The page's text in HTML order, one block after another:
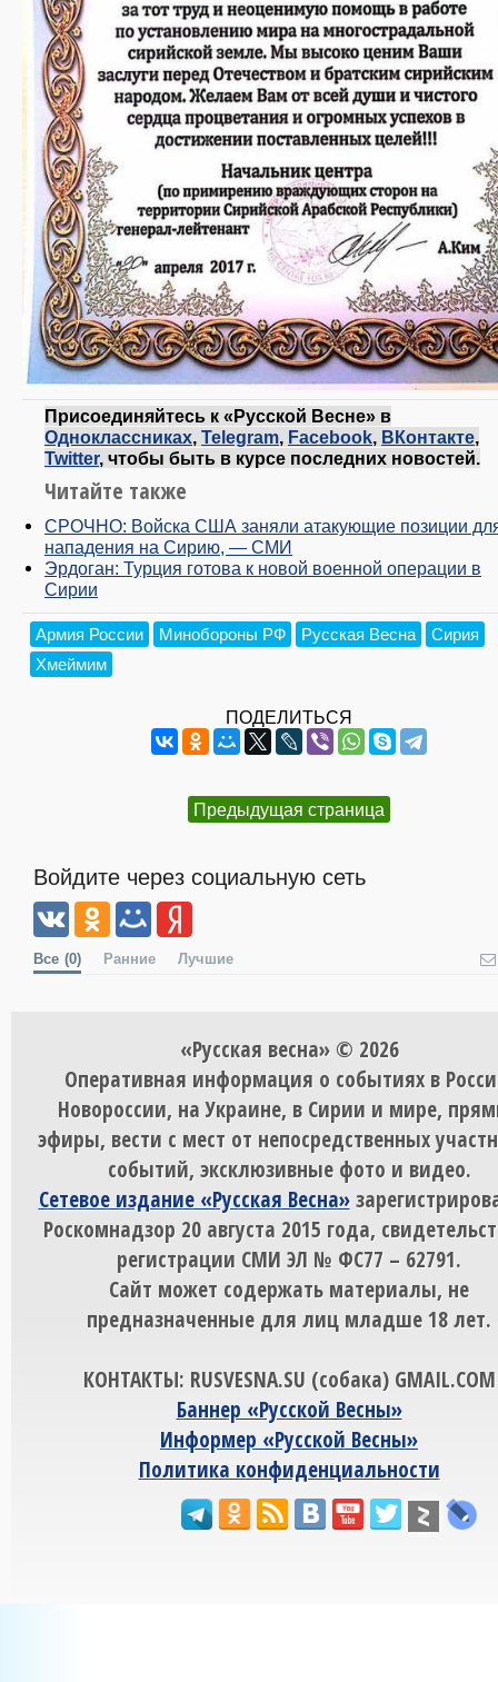
Присоединяйтесь к «Русской Весне» в
Одноклассниках, Telegram, Facebook, ВКонтакте,
Twitter, чтобы быть в курсе последних новостей.
Читайте также
СРОЧНО: Войска США заняли атакующие позиции
нападения на Сирию, — СМИ
Эрдоган: Турция готова к новой военной операции в
Сирии
Армия России Минобороны РФ Русская Весна
Сирия
Хмеймим
ПОДЕЛИТЬСЯ
Предыдущая страница
Войдите через социальную сеть
Все (0) Ранние Лучшие
«Русская весна» © 2026
Оперативная информация о событиях в
Новороссии, на Украине, в Сирии и мире,
эфиры, вести с мест от непосредственных
событий, эксклюзивные фото и видео.
Сетевое издание «Русская Весна»
Роскомнадзор 20 августа 2015 года,
регистрации СМИ ЭЛ № ФС77 – 62791.
Сайт может содержать материалы, не
предназначенные для лиц младше 18 лет.
КОНТАКТЫ: RUSVESNA.SU (собака) GMAIL.COM
Баннер «Русской Весны»
Информер «Русской Весны»
Политика конфиденциальности